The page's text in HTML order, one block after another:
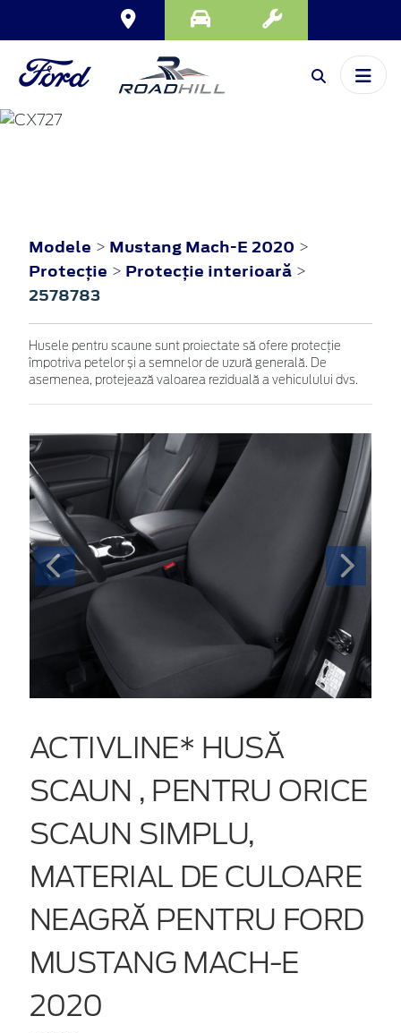
Modele > Mustang Mach-E 2020 >
Protecţie > Protecţie interioară >
2578783
Husele pentru scaune sunt proiectate să ofere protecție
împotriva petelor și a semnelor de uzură generală. De
asemenea, protejează valoarea reziduală a vehiculului dvs.
ACTIVLINE* HUSĂ
SCAUN , PENTRU ORICE
SCAUN SIMPLU,
MATERIAL DE CULOARE
NEAGRĂ PENTRU FORD
MUSTANG MACH-E
2020